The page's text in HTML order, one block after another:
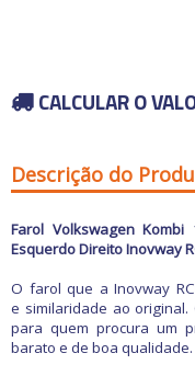
Para-choques
Outros Acessórios
Coifas e Bolas de câmbio
Consoles
Grampos
Molduras
Palhetas limpadoras
Pestanas e Canaletas
parachoques
Quebra sol
Racks e Bagageiros
Tapetes e Carpetes
Elevadores automotivos
Jogos de Chaves
Macacos Hidráulicos
Martelos
Outras Ferramentas
Outras Máquinas
Serras
Soquetes e Acessórios
Iluminação
Motor
Outros
Capacetes
Vestuário
Outros Acessórios
Ofertas especiais
Todos os
departamentos
Acessórios
Buchas e Coxins
Cabos
Carburador
Carros Antigos
CALCULAR O
Descrição do
Farol Volkswagen Kombi
Esquerdo Direito Inovway
O farol que a Inovway
e similaridade ao
para quem procura um
barato e de boa qualidade.